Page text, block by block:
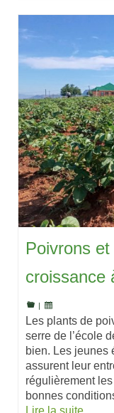
Poivrons
croissance
|
Les plants de
serre de l’école
bien. Les jeunes
assurent leur
régulièrement
bonnes
Lire la suite